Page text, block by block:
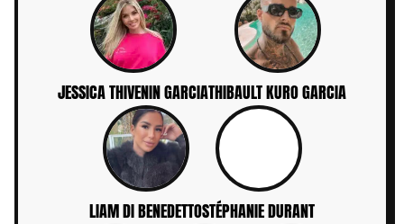
JESSICA THIVENIN GARCIATHIBAULT KURO GARCIA
LIAM DI BENEDETTOSTÉPHANIE DURANT